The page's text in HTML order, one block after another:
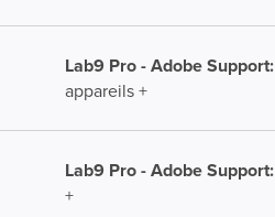
Lab9 Pro - Adobe Support:
appareils +
Lab9 Pro - Adobe Support:
+